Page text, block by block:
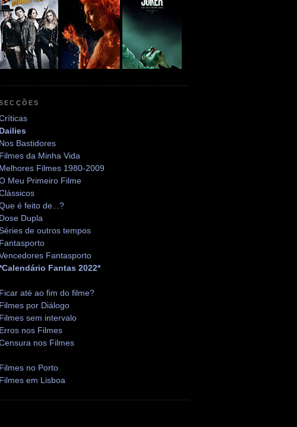
Dailies
Nos Bastidores
Filmes da Minha Vida
Melhores Filmes 1980-2009
Meu Primeiro Filme
é feito de...?
Dose Dupla
de outros tempos
Fantasporto
Fantasporto
Fantas 2022*
Ficar até ao fim do filme?
Filmes por Diálogo
Filmes sem intervalo
Erros nos Filmes
nos Filmes
Filmes no Porto
Filmes em Lisboa